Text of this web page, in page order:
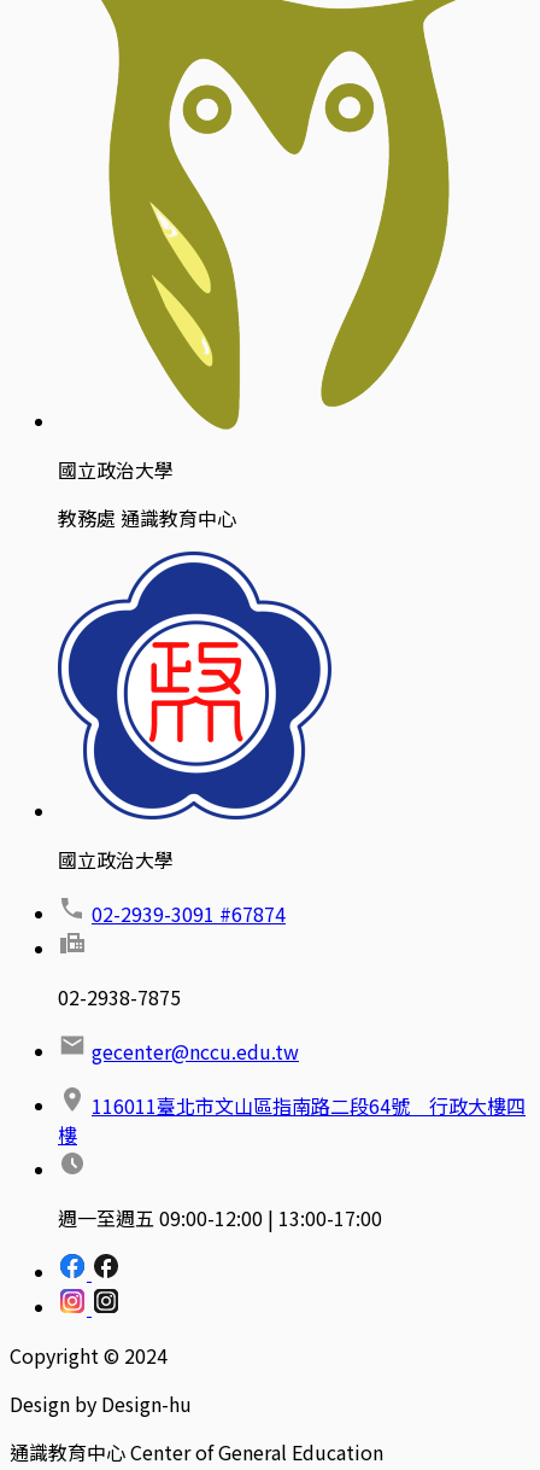
國立政治大學
教務處 通識教育中心
國立政治大學
02-2939-3091 #67874
02-2938-7875
gecenter@nccu.edu.tw
116011臺北市文山區指南路二段64號 行政大樓四
樓
週一至週五 09:00-12:00 | 13:00-17:00
Copyright © 2024
Design by Design-hu
通識教育中心 Center of General Education